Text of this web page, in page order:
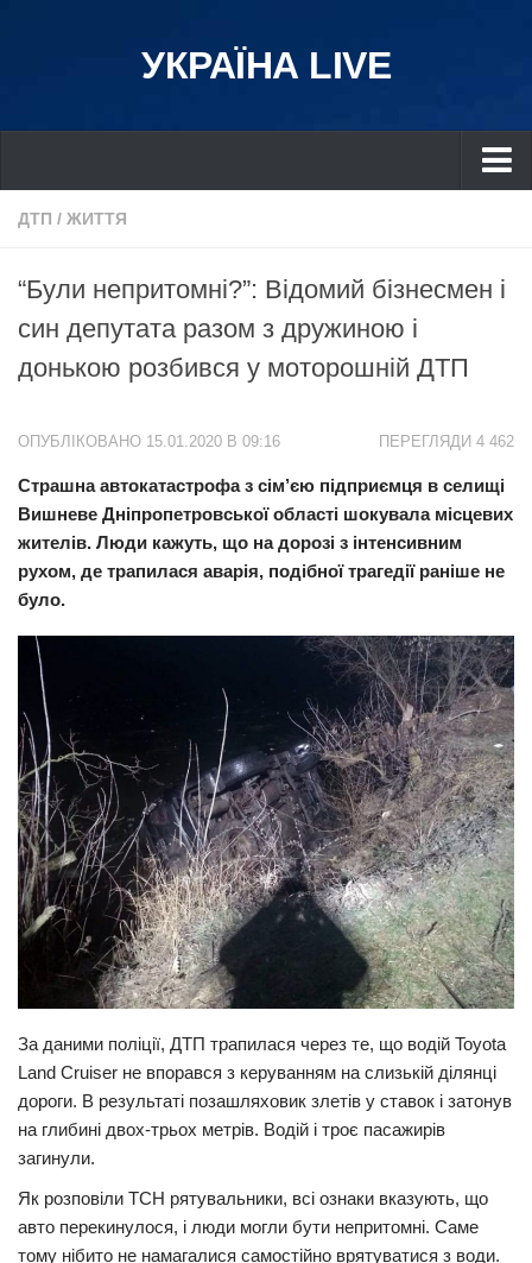
УКРАЇНА LIVE
Україна
Дніпро
Львів
Івано-Франківськ
Донбас
Одеса
Прикарпаття
Економіка
Політика
Світ
Цікаво
Наука
Технології
Історії
Рецепти
Привітання
Здоров’я
Кримінал
Трагедії
Курйози
Культура
ДТП / ЖИТТЯ
“Були непритомні?”: Відомий бізнесмен і
син депутата разом з дружиною і
донькою розбився у моторошній ДТП
ПЕРЕГЛЯДИ 4 462
ОПУБЛІКОВАНО 15.01.2020 В 09:16
Страшна автокатастрофа з сім’єю підприємця в селищі
Вишневе Дніпропетровської області шокувала місцевих
жителів. Люди кажуть, що на дорозі з інтенсивним
рухом, де трапилася аварія, подібної трагедії раніше не
було.
За даними поліції, ДТП трапилася через те, що водій Toyota
Land Cruiser не впорався з керуванням на слизькій ділянці
дороги. В результаті позашляховик злетів у ставок і затонув
на глибині двох-трьох метрів. Водій і троє пасажирів
загинули.
Як розповіли ТСН рятувальники, всі ознаки вказують, що
авто перекинулося, і люди могли бути непритомні. Саме
тому нібито не намагалися самостійно врятуватися з води.